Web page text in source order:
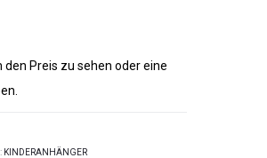
den Preis zu sehen oder eine
KINDERANHÄNGER